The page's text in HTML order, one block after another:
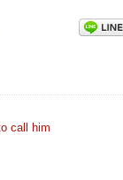
call him